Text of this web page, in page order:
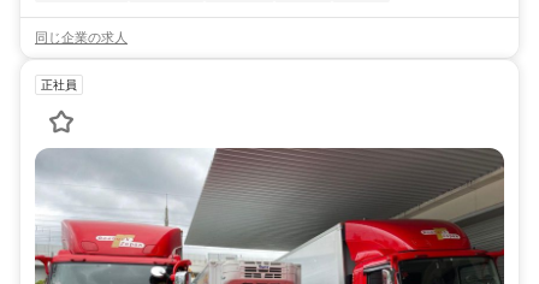
同じ企業の求人
正社員